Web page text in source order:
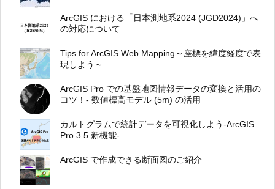
ArcGIS における「日本測地系2024 (JGD2024)」へ
の対応について
Tips for ArcGIS Web Mapping～座標を緯度経度で表
現しよう～
ArcGIS Pro での基盤地図情報データの変換と活用の
コツ！- 数値標高モデル (5m) の活用
カルトグラムで統計データを可視化しよう-ArcGIS
Pro 3.5 新機能-
ArcGIS で作成できる断面図のご紹介